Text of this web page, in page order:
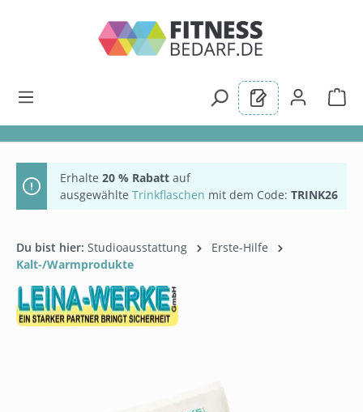
Erhalte 20 % Rabatt auf
ausgewählte Trinkflaschen mit dem Code: TRINK26
Du bist hier: Studioausstattung
Erste-Hilfe
Kalt-/Warmprodukte